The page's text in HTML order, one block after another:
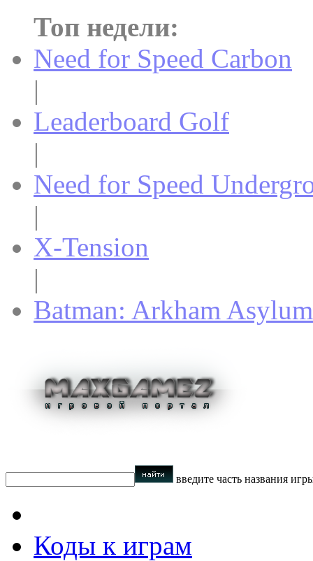
Топ недели:
Need for Speed Carbon
|
Leaderboard Golf
|
Need for Speed
|
X-Tension
|
Batman: Arkham Asylum
введите часть названия
Коды к играм